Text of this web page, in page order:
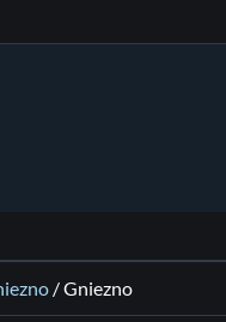
/Gniezno